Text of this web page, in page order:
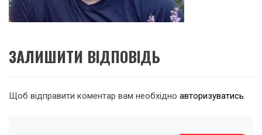
ЗАЛИШИТИ ВІДПОВІДЬ
Щоб відправити коментар вам необхідно авторизуватись.